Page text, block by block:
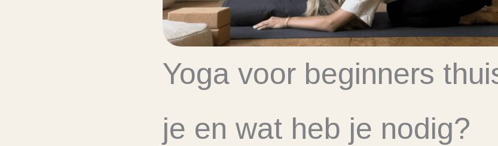
Yoga voor beginners
je en wat heb je nodig?